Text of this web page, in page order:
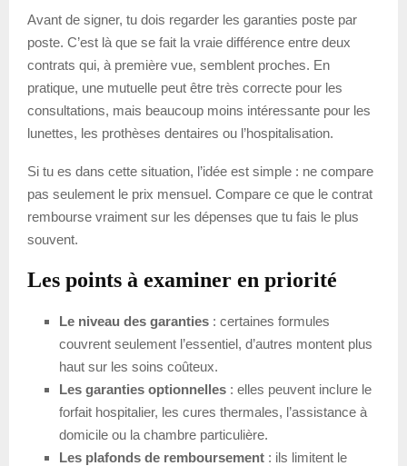
Avant de signer, tu dois regarder les garanties poste par
poste. C’est là que se fait la vraie différence entre deux
contrats qui, à première vue, semblent proches. En
pratique, une mutuelle peut être très correcte pour les
consultations, mais beaucoup moins intéressante pour les
lunettes, les prothèses dentaires ou l’hospitalisation.
Si tu es dans cette situation, l’idée est simple : ne compare
pas seulement le prix mensuel. Compare ce que le contrat
rembourse vraiment sur les dépenses que tu fais le plus
souvent.
Les points à examiner en priorité
Le niveau des garanties : certaines formules
couvrent seulement l’essentiel, d’autres montent plus
haut sur les soins coûteux.
Les garanties optionnelles : elles peuvent inclure le
forfait hospitalier, les cures thermales, l’assistance à
domicile ou la chambre particulière.
Les plafonds de remboursement : ils limitent le